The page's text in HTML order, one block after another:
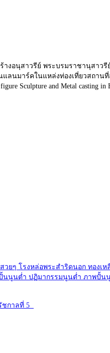
งอนุสาวรีย์ พระบรมราชานุสาว
ร์คในแหล่งท่องเที่ยวสถานที่สำ
Sculpture and Metal casting in